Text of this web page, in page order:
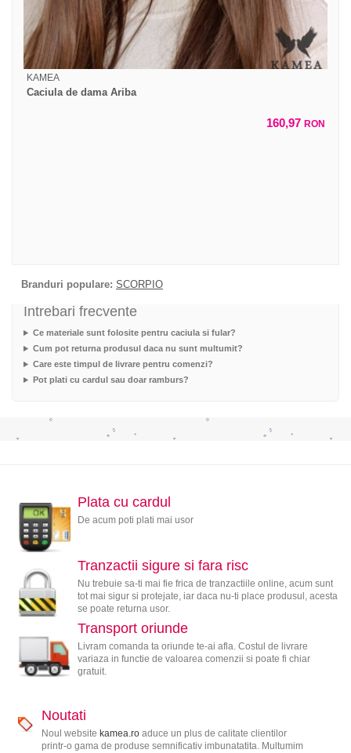
KAMEA
Caciula de dama Ariba
160,97 RON
Branduri populare: SCORPIO
Intrebari frecvente
Ce materiale sunt folosite pentru caciula si fular?
Cum pot returna produsul daca nu sunt multumit?
Care este timpul de livrare pentru comenzi?
Pot plati cu cardul sau doar ramburs?
Plata cu cardul
De acum poti plati mai usor
Tranzactii sigure si fara risc
Nu trebuie sa-ti mai fie frica de tranzactiile online, acum sunt
tot mai sigur si protejate, iar daca nu-ti place produsul, acesta
se poate returna usor.
Transport oriunde
Livram comanda ta oriunde te-ai afla. Costul de livrare
variaza in functie de valoarea comenzii si poate fi chiar
gratuit.
Noutati
Noul website kamea.roaduce un plus de calitate clientilor
printr-o gama de produse semnificativ imbunatatita. Multumim